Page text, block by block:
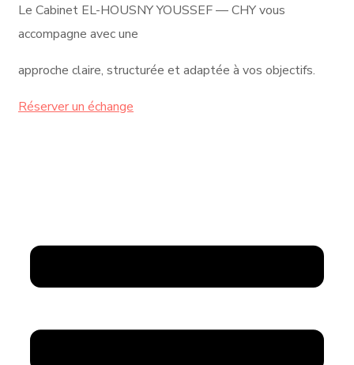
Le Cabinet EL-HOUSNY YOUSSEF — CHY vous
accompagne avec une
approche claire, structurée et adaptée à vos objectifs.
Réserver un échange